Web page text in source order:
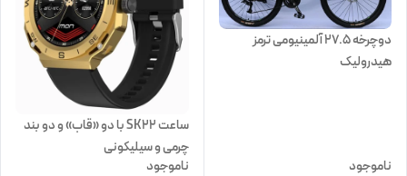
دوچرخه 27.5 آلمینیومی ترمز
هیدرولیک
ناموجود
ساعت SK22 با دو «قاب» و دو بند
چرمی و سیلیکونی
ناموجود